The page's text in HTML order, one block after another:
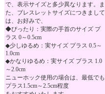
で、表示サイズと多少異なります。ま
た、ブレスレットサイズにつきまして
は、お好みで、
◆ぴったり：実際の手首のサイズ プ
ラス 0～0.5cm
◆少しゆるめ：実サイズ プラス 0.5～
1.0cm
◆かなりゆるめ：実サイズ プラス 1.0
～2.0cm
ニューホック使用の場合は、最低でも
プラス1.5cm～2.5cm程度